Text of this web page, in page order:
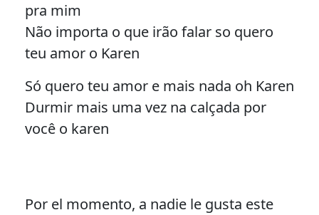
pra mim
Não importa o que irão falar so quero
teu amor o Karen
Só quero teu amor e mais nada oh Karen
Durmir mais uma vez na calçada por
você o karen
Por el momento, a nadie le gusta este